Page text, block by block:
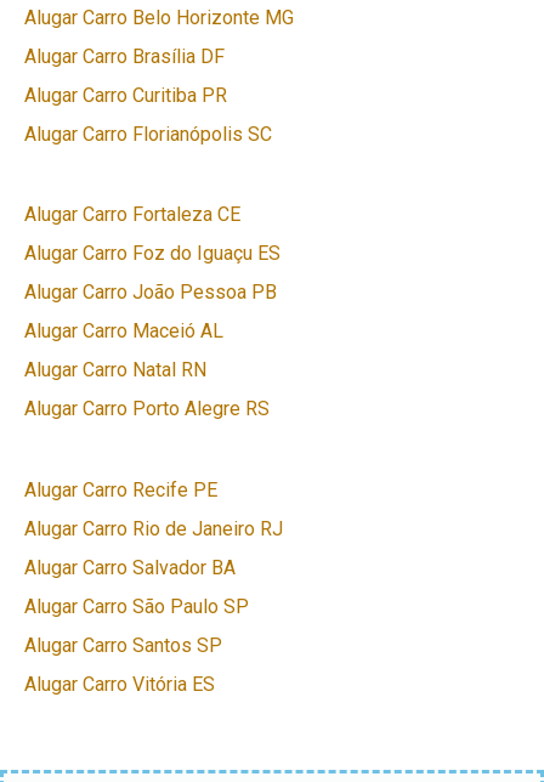
Alugar Carro Belo Horizonte MG
Alugar Carro Brasília DF
Alugar Carro Curitiba PR
Alugar Carro Florianópolis SC
Alugar Carro Fortaleza CE
Alugar Carro Foz do Iguaçu ES
Alugar Carro João Pessoa PB
Alugar Carro Maceió AL
Alugar Carro Natal RN
Alugar Carro Porto Alegre RS
Alugar Carro Recife PE
Alugar Carro Rio de Janeiro RJ
Alugar Carro Salvador BA
Alugar Carro São Paulo SP
Alugar Carro Santos SP
Alugar Carro Vitória ES